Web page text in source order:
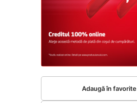
Adaugă în favorite